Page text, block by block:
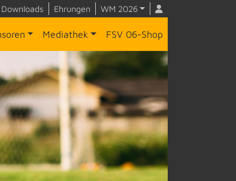
Downloads Ehrungen WM 2026
Mediathek FSV 06-Shop